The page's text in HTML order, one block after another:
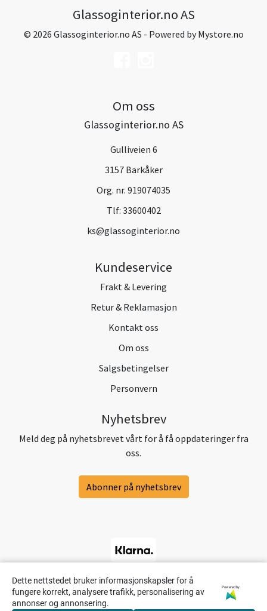
Dette nettstedet bruker informasjonskapsler for å
fungere korrekt, analysere trafikk, personalisering av
annonser og annonsering.
Powered by
Glassoginterior.no AS
© 2026 Glassoginterior.no AS - Powered byMystore.no
Om oss
Glassoginterior.no AS
Gulliveien 6
3157 Barkåker
Org. nr. 919074035
Tlf: 33600402
ks@glassoginterior.no
Kundeservice
Frakt & Levering
Retur & Reklamasjon
Kontakt oss
Om oss
Salgsbetingelser
Personvern
Nyhetsbrev
Meld deg på nyhetsbrevet vårt for å få oppdateringer fra
oss.
Abonner på nyhetsbrev